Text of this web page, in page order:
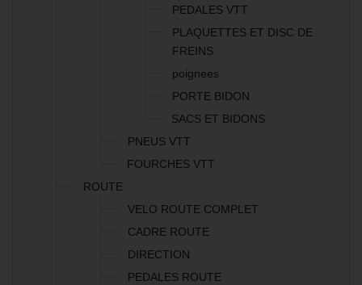
PEDALES VTT
PLAQUETTES ET DISC DE
FREINS
poignees
PORTE BIDON
SACS ET BIDONS
PNEUS VTT
FOURCHES VTT
ROUTE
VELO ROUTE COMPLET
CADRE ROUTE
DIRECTION
PEDALES ROUTE